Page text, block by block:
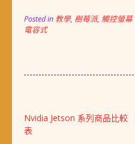
Posted in 教學, 樹莓派, 觸控螢幕
電容式
文
章
Nvidia Jetson 系列商品比較
表